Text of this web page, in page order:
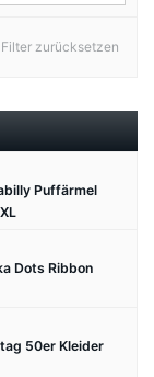
Filter zurücksetzen
Puffärmel
Dots Ribbon
50er Kleider